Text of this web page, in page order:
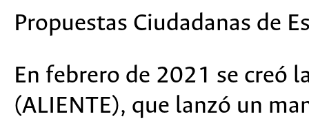
Propuestas Ciudadanas de
En febrero de 2021 se creó
(ALIENTE), que lanzó un